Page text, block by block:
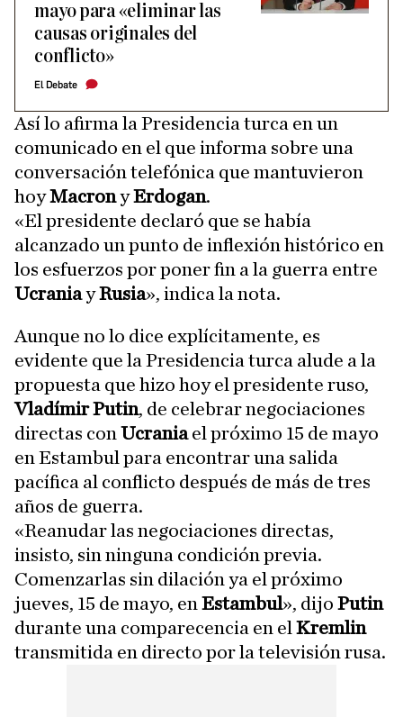
mayo para «eliminar las
causas originales del
conflicto»
El Debate
Así lo afirma la Presidencia turca en un
comunicado en el que informa sobre una
conversación telefónica que mantuvieron
hoyMacronyErdogan.
«El presidente declaró que se había
alcanzado un punto de inflexión histórico en
los esfuerzos por poner fin a la guerra entre
UcraniayRusia», indica la nota.
Aunque no lo dice explícitamente, es
evidente que la Presidencia turca alude a la
propuesta que hizo hoy el presidente ruso,
Vladímir Putin, de celebrar negociaciones
directas con Ucraniael próximo 15 de mayo
en Estambul para encontrar una salida
pacífica al conflicto después de más de tres
años de guerra.
«Reanudar las negociaciones directas,
insisto, sin ninguna condición previa.
Comenzarlas sin dilación ya el próximo
jueves, 15 de mayo, en Estambul», dijo Putin
durante una comparecencia en el Kremlin
transmitida en directo por la televisión rusa.